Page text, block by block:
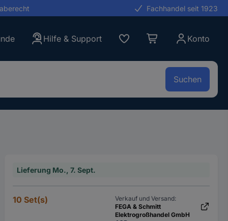
Fachhandel seit 1923
Hilfe & Support Konto
Suchen
Lieferung Mo., 7. Sept.
10 Set(s)
Verkauf und Versand:
FEGA & Schmitt
Elektrogroßhandel GmbH